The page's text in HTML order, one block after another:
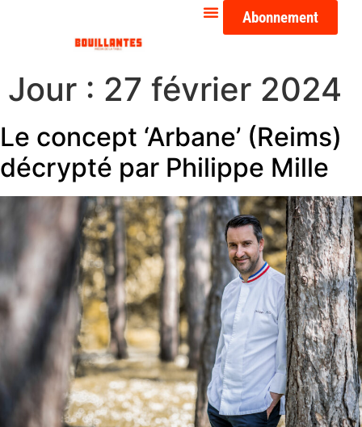
Abonnement
Jour : 27 février 2024
Le concept ‘Arbane’ (Reims)
décrypté par Philippe Mille